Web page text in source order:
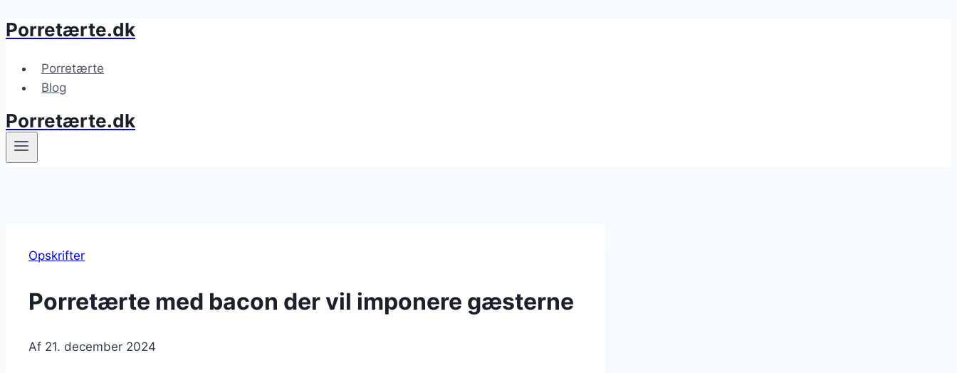
Fortsæt
indhold
Porretærte.dk
Porretærte
Blog
Porretærte.dk
Opskrifter
Porretærte med bacon der vil imponere gæsterne
Af 21. december 2024